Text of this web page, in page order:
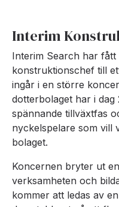
Interim
Interim Search har
konstruktionschef till
ingår i en större
dotterbolaget har i
spännande tillväxtfas
nyckelspelare som vill
bolaget.
Koncernen bryter ut
verksamheten och
kommer att ledas av